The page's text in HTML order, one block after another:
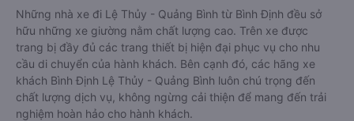
Những nhà xe đi Lệ Thủy - Quảng Bình từ Bình Định đều sở
hữu những xe giường nằm chất lượng cao. Trên xe được
trang bị đầy đủ các trang thiết bị hiện đại phục vụ cho nhu
cầu di chuyển của hành khách. Bên cạnh đó, các hãng xe
khách Bình Định Lệ Thủy - Quảng Bình luôn chú trọng đến
chất lượng dịch vụ, không ngừng cải thiện để mang đến trải
nghiệm hoàn hảo cho hành khách.